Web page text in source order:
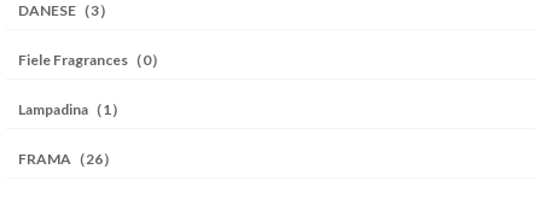
DANESE（3）
Fiele Fragrances（0）
Lampadina（1）
FRAMA（26）